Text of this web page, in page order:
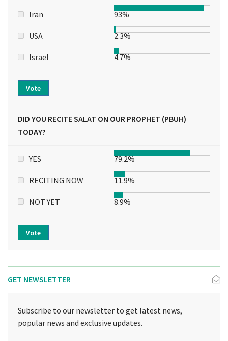
Iran 93%
USA 2.3%
Israel 4.7%
Vote
DID YOU RECITE SALAT ON OUR PROPHET (PBUH)
TODAY?
YES 79.2%
RECITING NOW 11.9%
NOT YET 8.9%
Vote
GET NEWSLETTER
Subscribe to our newsletter to get latest news,
popular news and exclusive updates.